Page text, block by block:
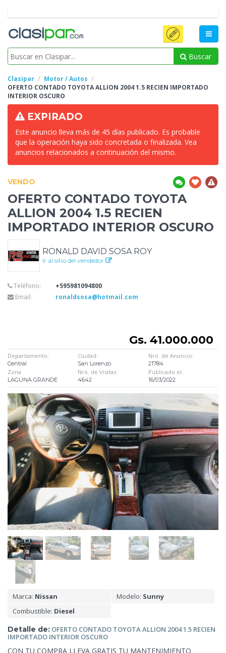
Buscar
Clasipar
Motor / Autos
OFERTO CONTADO TOYOTA ALLION 2004 1.5 RECIEN IMPORTADO
INTERIOR OSCURO
EXPIRADO
Este anuncio lleva más de 45 días publicado. Es probable
que la operación haya sido concretada o finalizada. Vea
anuncios relacionados a continuación del mismo.
VENDO
OFERTO CONTADO TOYOTA
ALLION 2004 1.5 RECIEN
IMPORTADO INTERIOR OSCURO
RONALD DAVID SOSA ROY
Ir al sitio del vendedor
Teléfono:
+595981094800
Email:
ronaldsosa@hotmail.com
Gs. 41.000.000
Departamento:
Central
Ciudad:
San Lorenzo
Nro. de Anuncio:
21784
Zona
LAGUNA GRANDE
Nro. de Visitas:
4642
Publicado el:
16/03/2022
Marca: Nissan Modelo: Sunny
Combustible: Diesel
Detalle de: OFERTO CONTADO TOYOTA ALLION 2004 1.5 RECIEN
IMPORTADO INTERIOR OSCURO
CON TU COMPRA LLEVA GRATIS TU MANTENIMIENTO